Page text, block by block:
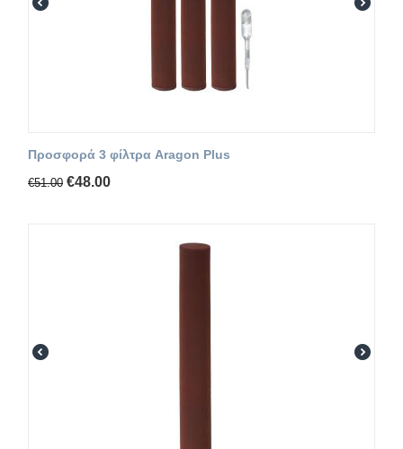
Προσφορά 3 φίλτρα Aragon Plus
€51.00 €48.00